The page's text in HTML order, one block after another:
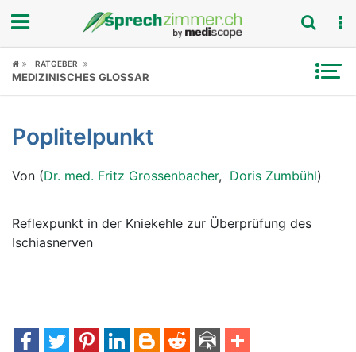
Fokus
Symptome
Untersuchungen
News
RATGEBER
MEDIZINISCHES GLOSSAR
Poplitelpunkt
Von (Dr. med. Fritz Grossenbacher, Doris Zumbühl)
Reflexpunkt in der Kniekehle zur Überprüfung des
Ischiasnerven